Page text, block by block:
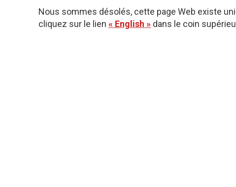
Nous sommes désolés, cette page Web existe
cliquez sur le lien « English » dans le coin